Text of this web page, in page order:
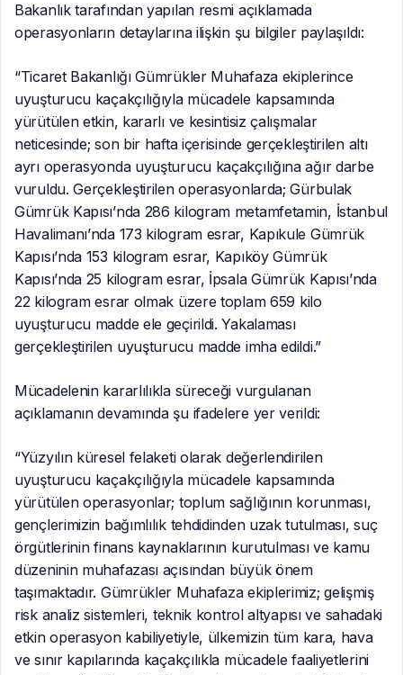
Bakanlık tarafından yapılan resmi açıklamada
operasyonların detaylarına ilişkin şu bilgiler paylaşıldı:
“Ticaret Bakanlığı Gümrükler Muhafaza ekiplerince
uyuşturucu kaçakçılığıyla mücadele kapsamında
yürütülen etkin, kararlı ve kesintisiz çalışmalar
neticesinde; son bir hafta içerisinde gerçekleştirilen altı
ayrı operasyonda uyuşturucu kaçakçılığına ağır darbe
vuruldu. Gerçekleştirilen operasyonlarda; Gürbulak
Gümrük Kapısı’nda 286 kilogram metamfetamin, İstanbul
Havalimanı’nda 173 kilogram esrar, Kapıkule Gümrük
Kapısı’nda 153 kilogram esrar, Kapıköy Gümrük
Kapısı’nda 25 kilogram esrar, İpsala Gümrük Kapısı’nda
22 kilogram esrar olmak üzere toplam 659 kilo
uyuşturucu madde ele geçirildi. Yakalaması
gerçekleştirilen uyuşturucu madde imha edildi.”
Mücadelenin kararlılıkla süreceği vurgulanan
açıklamanın devamında şu ifadelere yer verildi:
“Yüzyılın küresel felaketi olarak değerlendirilen
uyuşturucu kaçakçılığıyla mücadele kapsamında
yürütülen operasyonlar; toplum sağlığının korunması,
gençlerimizin bağımlılık tehdidinden uzak tutulması, suç
örgütlerinin finans kaynaklarının kurutulması ve kamu
düzeninin muhafazası açısından büyük önem
taşımaktadır. Gümrükler Muhafaza ekiplerimiz; gelişmiş
risk analiz sistemleri, teknik kontrol altyapısı ve sahadaki
etkin operasyon kabiliyetiyle, ülkemizin tüm kara, hava
ve sınır kapılarında kaçakçılıkla mücadele faaliyetlerini